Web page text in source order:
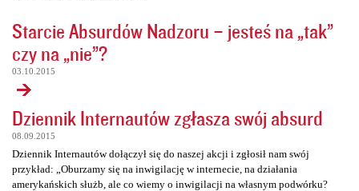
Starcie Absurdów Nadzoru – jesteś na „tak”
czy na „nie”?
03.10.2015
Dziennik Internautów zgłasza swój absurd
08.09.2015
Dziennik Internautów dołączył się do naszej akcji i zgłosił nam swój
przykład: „Oburzamy się na inwigilację w internecie, na działania
amerykańskich służb, ale co wiemy o inwigilacji na własnym podwórku?